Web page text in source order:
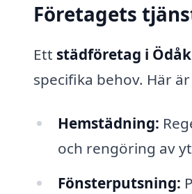
Företagets
Ett städföretag i
specifika behov. Här
Hemstädning:
och rengöring av
Fönsterputsning: